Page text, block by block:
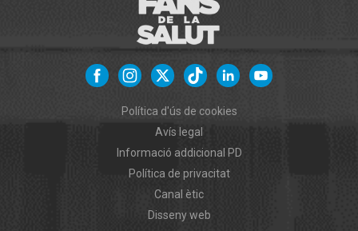
Política d'ús de cookies
Avís legal
Informació addicional PD
Política de privacitat
Canal ètic
Disseny web